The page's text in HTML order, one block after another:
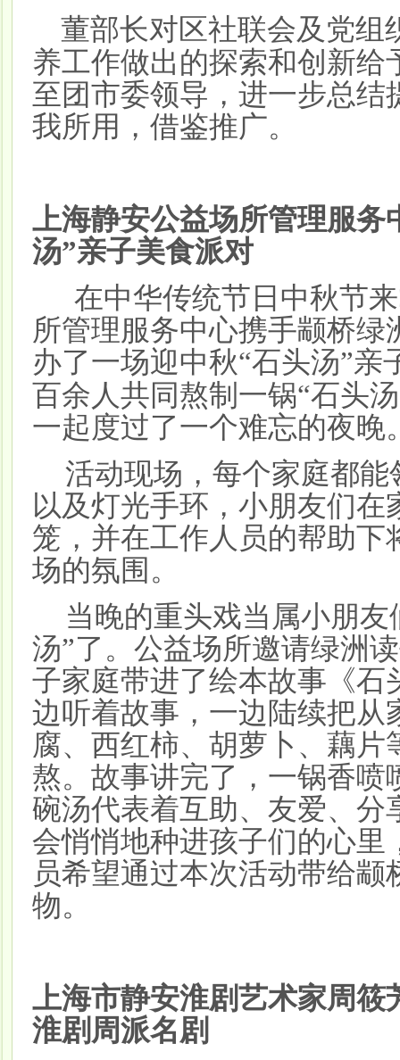
董部长对区社联会及党组
养工作做出的探索和创新
至团市委领导，进一步总
我所用，借鉴推广。
上海静安公益场所管理服务
汤”亲子美食派对
在中华传统节日中秋节
所管理服务中心携手颛桥
办了一场迎中秋“石头汤”亲
百余人共同熬制一锅“石头
一起度过了一个难忘的夜晚
活动现场，每个家庭都
以及灯光手环，小朋友们
笼，并在工作人员的帮助
场的氛围。
当晚的重头戏当属小朋
汤”了。公益场所邀请绿洲
子家庭带进了绘本故事《
边听着故事，一边陆续把
腐、西红柿、胡萝卜、藕
熬。故事讲完了，一锅香喷
碗汤代表着互助、友爱、
会悄悄地种进孩子们的心
员希望通过本次活动带给
物。
上海市静安淮剧艺术家周
淮剧周派名剧